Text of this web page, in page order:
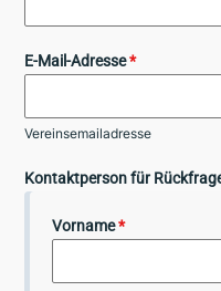
E-Mail-Adresse*
Vereinsemailadresse
Kontaktperson für
Vorname*